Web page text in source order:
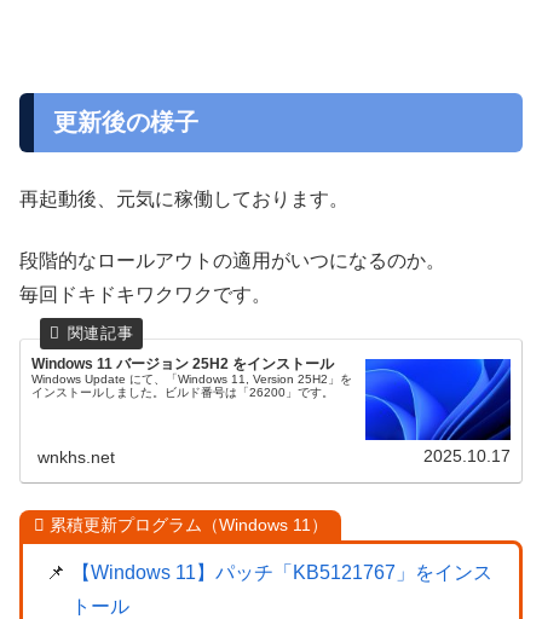
更新後の様子
再起動後、元気に稼働しております。
段階的なロールアウトの適用がいつになるのか。
毎回ドキドキワクワクです。
Windows 11 バージョン 25H2 をインストール
Windows Update にて、「Windows 11, Version 25H2」を
インストールしました。ビルド番号は「26200」です。
wnkhs.net 2025.10.17
累積更新プログラム（Windows 11）
【Windows 11】パッチ「KB5121767」をインス
トール